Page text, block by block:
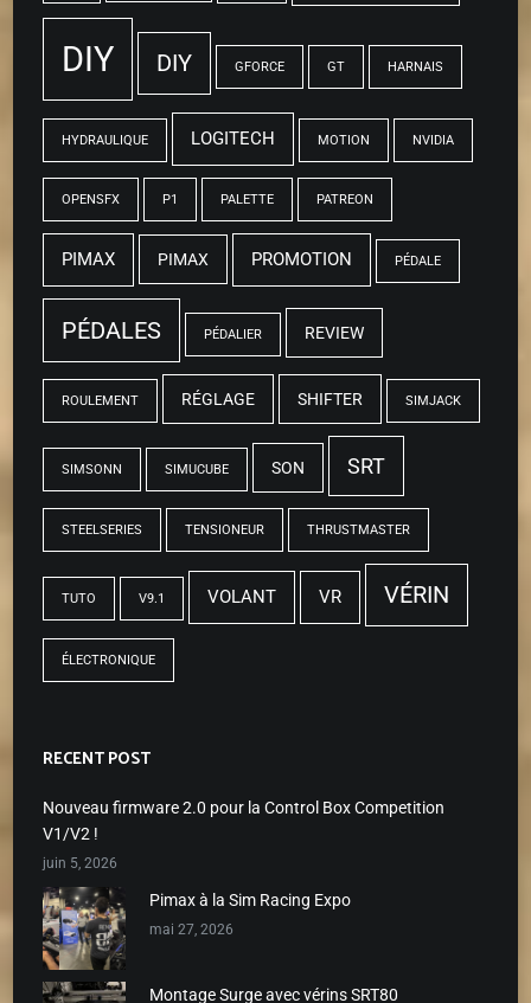
DIY DIY GFORCE GT HARNAIS
HYDRAULIQUE LOGITECH MOTION NVIDIA
OPENSFX P1 PALETTE PATREON
PIMAX PIMAX PROMOTION PÉDALE
PÉDALES PÉDALIER REVIEW
ROULEMENT RÉGLAGE SHIFTER SIMJACK
SIMSONN SIMUCUBE SON SRT
STEELSERIES TENSIONEUR THRUSTMASTER
TUTO V9.1 VOLANT VR VÉRIN
ÉLECTRONIQUE
RECENT POST
Nouveau firmware 2.0 pour la Control Box Competition
V1/V2 !
juin 5, 2026
Pimax à la Sim Racing Expo
mai 27, 2026
Montage Surge avec vérins SRT80